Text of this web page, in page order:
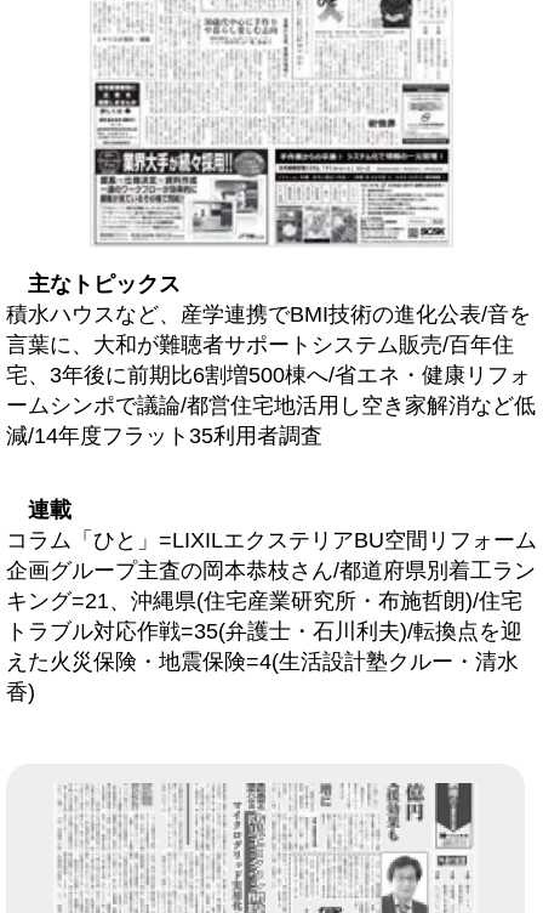
主なトピックス
積水ハウスなど、産学連携でBMI技術の進化公表/音を
言葉に、大和が難聴者サポートシステム販売/百年住
宅、3年後に前期比6割増500棟へ/省エネ・健康リフォ
ームシンポで議論/都営住宅地活用し空き家解消など低
減/14年度フラット35利用者調査
連載
コラム「ひと」=LIXILエクステリアBU空間リフォーム
企画グループ主査の岡本恭枝さん/都道府県別着工ラン
キング=21、沖縄県(住宅産業研究所・布施哲朗)/住宅
トラブル対応作戦=35(弁護士・石川利夫)/転換点を迎
えた火災保険・地震保険=4(生活設計塾クルー・清水
香)